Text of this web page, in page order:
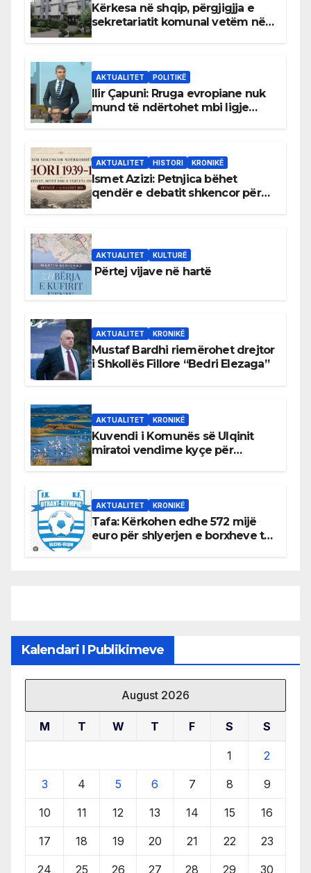
Kërkesa në shqip, përgjigjja e
sekretariatit komunal vetëm në
AKTUALITET POLITIKË
Ilir Çapuni: Rruga evropiane nuk
mund të ndërtohet mbi ligje
AKTUALITET HISTORI KRONIKË
Ismet Azizi: Petnjica bëhet
qendër e debatit shkencor për
AKTUALITET KULTURË
Përtej vijave në hartë
AKTUALITET KRONIKË
Mustaf Bardhi riemërohet drejtor
i Shkollës Fillore “Bedri Elezaga”
AKTUALITET KRONIKË
Kuvendi i Komunës së Ulqinit
miratoi vendime kyçe për
AKTUALITET KRONIKË
Tafa: Kërkohen edhe 572 mijë
euro për shlyerjen e borxheve të
Kalendari I Publikimeve
August 2026
M T W T F S S
1 2
3 4 5 6 7 8 9
10 11 12 13 14 15 16
17 18 19 20 21 22 23
24 25 26 27 28 29 30